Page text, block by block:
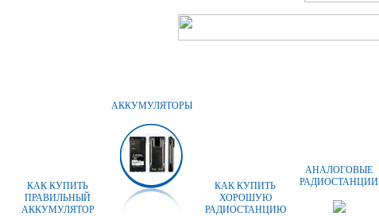
КАК КУПИТЬ
ПРАВИЛЬНЫЙ
АККУМУЛЯТОР
АККУМУЛЯТОРЫ
КАК КУПИТЬ
ХОРОШУЮ
РАДИОСТАНЦИЮ
АНАЛОГОВЫЕ
РАДИОСТАНЦИИ